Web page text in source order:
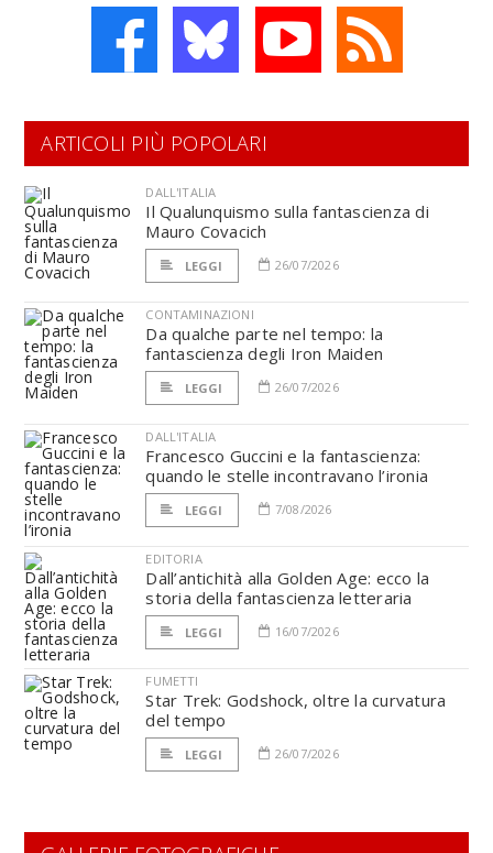
ARTICOLI PIÙ POPOLARI
DALL'ITALIA
Il Qualunquismo sulla fantascienza di
Mauro Covacich
LEGGI 26/07/2026
CONTAMINAZIONI
Da qualche parte nel tempo: la
fantascienza degli Iron Maiden
LEGGI 26/07/2026
DALL'ITALIA
Francesco Guccini e la fantascienza:
quando le stelle incontravano l’ironia
LEGGI 7/08/2026
EDITORIA
Dall’antichità alla Golden Age: ecco la
storia della fantascienza letteraria
LEGGI 16/07/2026
FUMETTI
Star Trek: Godshock, oltre la curvatura
del tempo
LEGGI 26/07/2026